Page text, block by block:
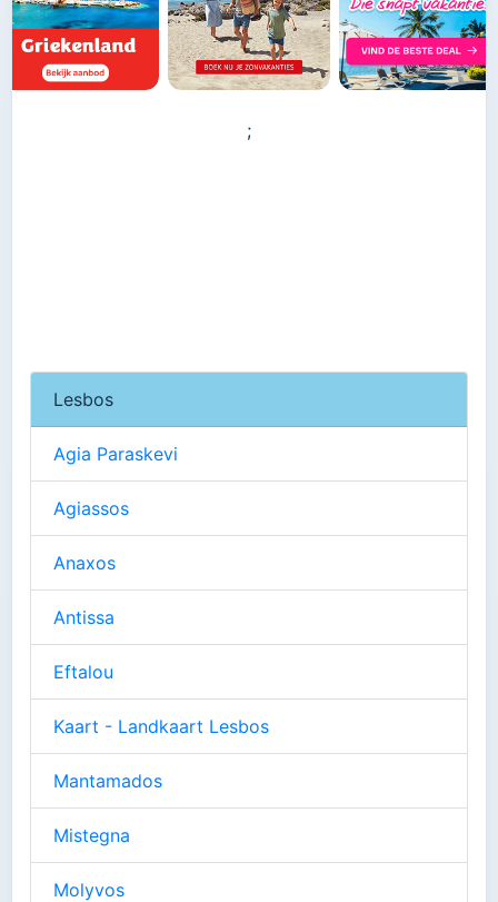
;
Lesbos
Agia Paraskevi
Agiassos
Anaxos
Antissa
Eftalou
Kaart - Landkaart Lesbos
Mantamados
Mistegna
Molyvos